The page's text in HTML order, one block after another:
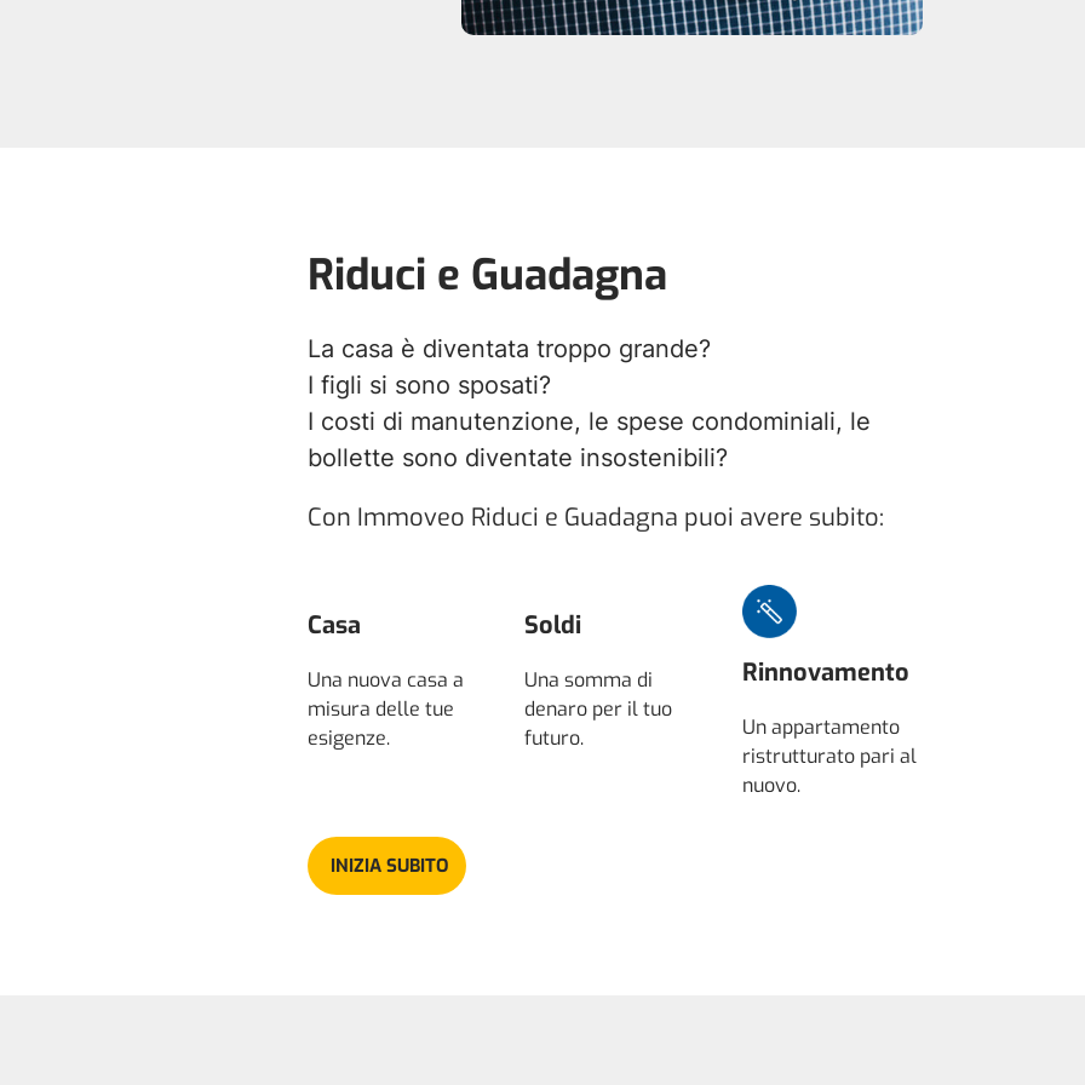
Riduci e Guadagna
La casa è diventata troppo grande?
I figli si sono sposati?
I costi di manutenzione, le spese condominiali, le
bollette sono diventate insostenibili?
Con Immoveo Riduci e Guadagna puoi avere subito:
Casa
Una nuova casa a
misura delle tue
esigenze.
Soldi
Una somma di
denaro per il tuo
futuro.
Rinnovamento
Un appartamento
ristrutturato pari al
nuovo.
INIZIA SUBITO